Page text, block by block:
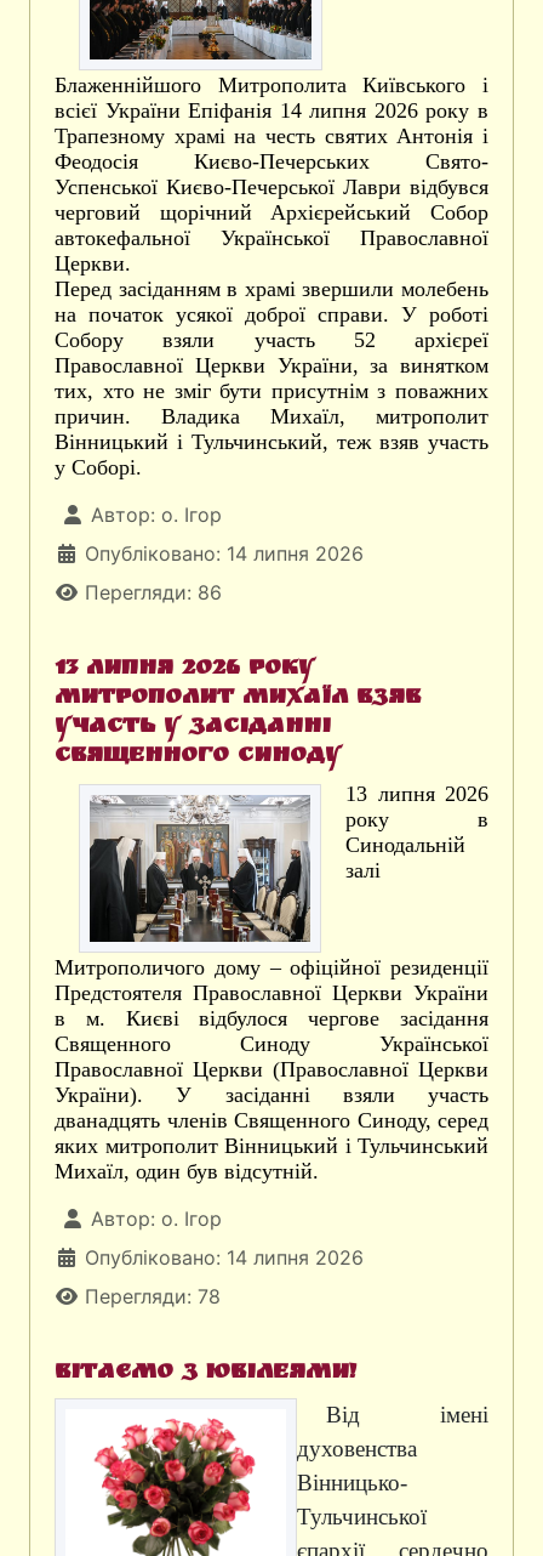
Блаженнійшого Митрополита Київського і
всієї України Епіфанія 14 липня 2026 року в
Трапезному храмі на честь святих Антонія і
Феодосія Києво-Печерських Свято-
Успенської Києво-Печерської Лаври відбувся
черговий щорічний Архієрейський Собор
автокефальної Української Православної
Церкви.
Перед засіданням в храмі звершили молебень
на початок усякої доброї справи. У роботі
Собору взяли участь 52 архієреї
Православної Церкви України, за винятком
тих, хто не зміг бути присутнім з поважних
причин. Владика Михаїл, митрополит
Вінницький і Тульчинський, теж взяв участь
у Соборі.
Автор: о. Ігор
Опубліковано: 14 липня 2026
Перегляди: 86
13 липня 2026 року
митрополит Михаїл взяв
участь у засіданні
Священного Синоду
13 липня 2026
року в
Синодальній
залі
Митрополичого дому – офіційної резиденції
Предстоятеля Православної Церкви України
в м. Києві відбулося чергове засідання
Священного Синоду Української
Православної Церкви (Православної Церкви
України). У засіданні взяли участь
дванадцять членів Священного Синоду, серед
яких митрополит Вінницький і Тульчинський
Михаїл, один був відсутній.
Автор: о. Ігор
Опубліковано: 14 липня 2026
Перегляди: 78
ВІтаємо з ювілеями!
Від імені
духовенства
Вінницько-
Тульчинської
єпархії сердечно